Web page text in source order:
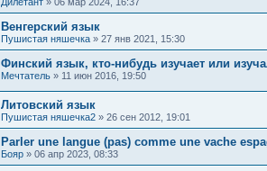
Венгерский язык
Пушистая няшечка » 27 янв 2021, 15:30
Финский язык, кто-нибудь изучает или
Мечтатель » 11 июн 2016, 19:50
Литовский язык
Пушистая няшечка2 » 26 сен 2012, 19:01
Parler une langue (pas) comme une vache
Бояр » 06 апр 2023, 08:33